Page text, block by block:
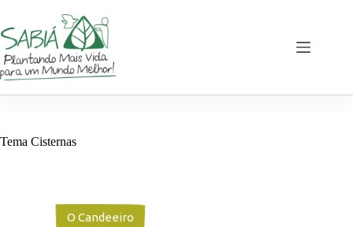
o
conteúdo
Tema Cisternas
O Candeeiro